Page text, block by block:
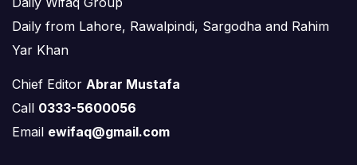
Daily from Lahore, Rawalpindi, Sargodha and Rahim
Yar Khan
Chief Editor Abrar Mustafa
Call 0333-5600056
Email ewifaq@gmail.com